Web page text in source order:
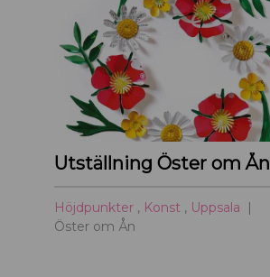
Utställning Öster om Ån
Höjdpunkter , Konst , Uppsala
Öster om Ån